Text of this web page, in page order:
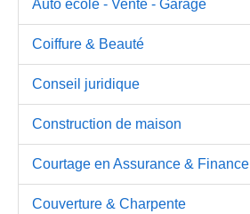
Auto école - Vente - Garage
Coiffure & Beauté
Conseil juridique
Construction de maison
Courtage en Assurance & Finance
Couverture & Charpente